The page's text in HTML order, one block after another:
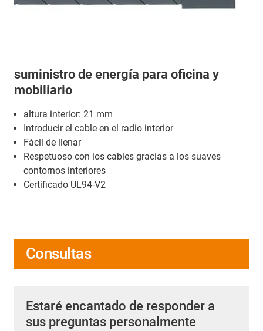
suministro de energía para oficina y
mobiliario
altura interior: 21 mm
Introducir el cable en el radio interior
Fácil de llenar
Respetuoso con los cables gracias a los suaves
contornos interiores
Certificado UL94-V2
Consultas
Estaré encantado de responder a
sus preguntas personalmente